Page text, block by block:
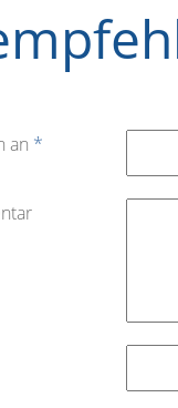
an *